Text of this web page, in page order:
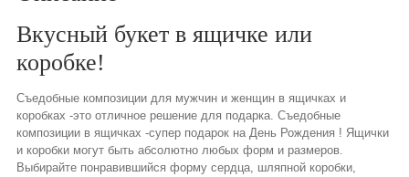
Вкусный букет в ящичке или
коробке!
Съедобные композиции для мужчин и женщин в ящичках и
коробках -это отличное решение для подарка. Съедобные
композиции в ящичках -супер подарок на День Рождения ! Ящички
и коробки могут быть абсолютно любых форм и размеров.
Выбирайте понравившийся форму сердца, шляпной коробки,